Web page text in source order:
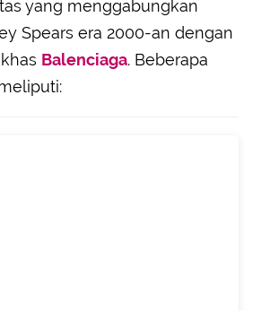
yang menggabungkan
Spears era 2000-an dengan
Balenciaga. Beberapa